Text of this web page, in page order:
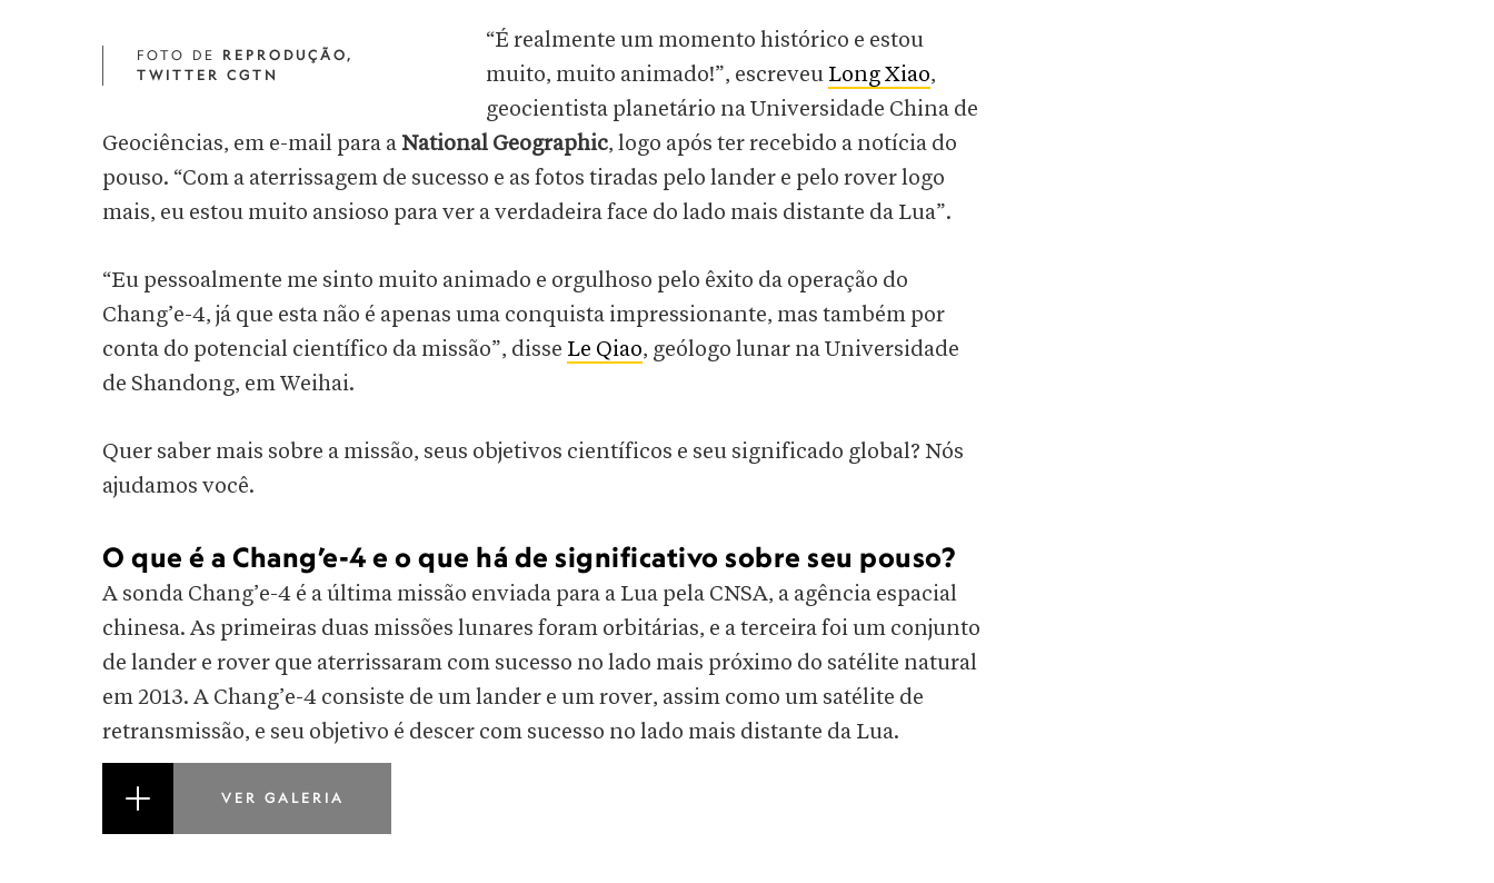
FOTO DE REPRODUÇÃO,
TWITTER CGTN
“É realmente um momento histórico e estou
muito, muito animado!”, escreveu Long Xiao,
geocientista planetário na Universidade China de
Geociências, em e-mail para a National Geographic, logo após ter recebido a notícia do
pouso. “Com a aterrissagem de sucesso e as fotos tiradas pelo lander e pelo rover logo
mais, eu estou muito ansioso para ver a verdadeira face do lado mais distante da Lua”.
“Eu pessoalmente me sinto muito animado e orgulhoso pelo êxito da operação do
Chang’e-4, já que esta não é apenas uma conquista impressionante, mas também por
conta do potencial científico da missão”, disse Le Qiao, geólogo lunar na Universidade
de Shandong, em Weihai.
Quer saber mais sobre a missão, seus objetivos científicos e seu significado global? Nós
ajudamos você.
O que é a Chang’e-4 e o que há de significativo sobre seu pouso?
A sonda Chang’e-4 é a última missão enviada para a Lua pela CNSA, a agência espacial
chinesa. As primeiras duas missões lunares foram orbitárias, e a terceira foi um conjunto
de lander e rover que aterrissaram com sucesso no lado mais próximo do satélite natural
em 2013. A Chang’e-4 consiste de um lander e um rover, assim como um satélite de
retransmissão, e seu objetivo é descer com sucesso no lado mais distante da Lua.
VER GALERIA